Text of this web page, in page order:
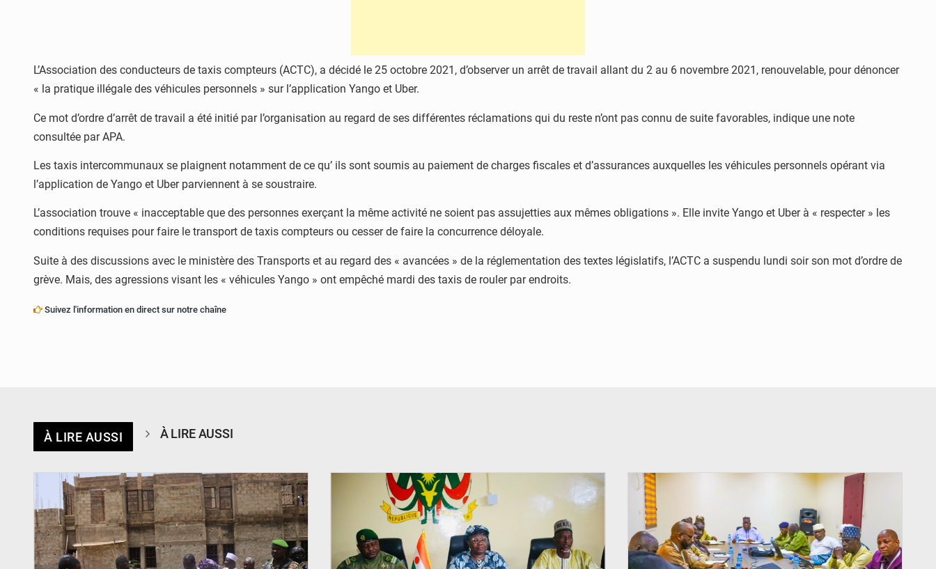
L’Association des conducteurs de taxis compteurs (ACTC), a décidé le 25 octobre 2021, d’observer un arrêt de travail allant du 2 au 6 novembre 2021, renouvelable, pour dénoncer
« la pratique illégale des véhicules personnels » sur l’application Yango et Uber.
Ce mot d’ordre d’arrêt de travail a été initié par l’organisation au regard de ses différentes réclamations qui du reste n’ont pas connu de suite favorables, indique une note
consultée par APA.
Les taxis intercommunaux se plaignent notamment de ce qu’ ils sont soumis au paiement de charges fiscales et d’assurances auxquelles les véhicules personnels opérant via
l’application de Yango et Uber parviennent à se soustraire.
L’association trouve « inacceptable que des personnes exerçant la même activité ne soient pas assujetties aux mêmes obligations ». Elle invite Yango et Uber à « respecter » les
conditions requises pour faire le transport de taxis compteurs ou cesser de faire la concurrence déloyale.
Suite à des discussions avec le ministère des Transports et au regard des « avancées » de la réglementation des textes législatifs, l’ACTC a suspendu lundi soir son mot d’ordre de
grève. Mais, des agressions visant les « véhicules Yango » ont empêché mardi des taxis de rouler par endroits.
Suivez l'information en direct sur notre chaîne
À LIRE AUSSI À LIRE AUSSI